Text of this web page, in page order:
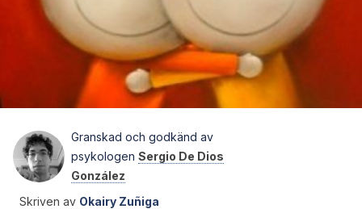
Granskad och godkänd av
psykologen Sergio De Dios
González
Skriven av Okairy Zuñiga